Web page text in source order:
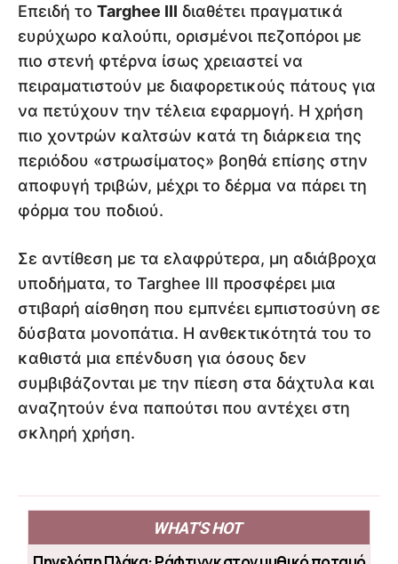
Επειδή το Targhee III διαθέτει πραγματικά
ευρύχωρο καλούπι, ορισμένοι πεζοπόροι με
πιο στενή φτέρνα ίσως χρειαστεί να
πειραματιστούν με διαφορετικούς πάτους για
να πετύχουν την τέλεια εφαρμογή. Η χρήση
πιο χοντρών καλτσών κατά τη διάρκεια της
περιόδου «στρωσίματος» βοηθά επίσης στην
αποφυγή τριβών, μέχρι το δέρμα να πάρει τη
φόρμα του ποδιού.
Σε αντίθεση με τα ελαφρύτερα, μη αδιάβροχα
υποδήματα, το Targhee III προσφέρει μια
στιβαρή αίσθηση που εμπνέει εμπιστοσύνη σε
δύσβατα μονοπάτια. Η ανθεκτικότητά του το
καθιστά μια επένδυση για όσους δεν
συμβιβάζονται με την πίεση στα δάχτυλα και
αναζητούν ένα παπούτσι που αντέχει στη
σκληρή χρήση.
WHAT'S HOT